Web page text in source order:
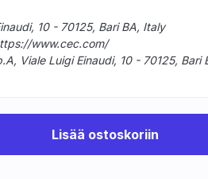
10 - 70125, Bari BA, Italy
www.cec.com/
Viale Luigi Einaudi, 10 - 70125, Bari
Lisää ostoskoriin